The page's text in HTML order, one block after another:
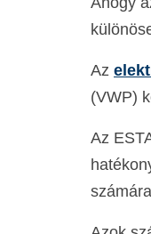
Az
(VWP)
Az